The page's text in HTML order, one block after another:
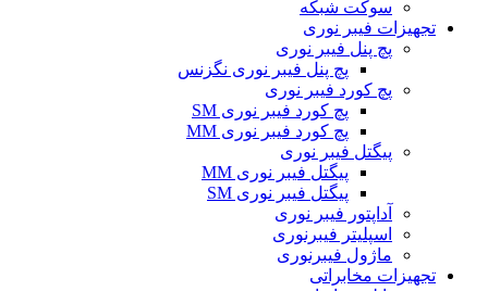
سوکت شبکه
تجهیزات فیبر نوری
پچ پنل فیبر نوری
پچ پنل فیبر نوری نگزنس
پچ کورد فیبر نوری
پچ کورد فیبر نوری SM
پچ کورد فیبر نوری MM
پیگتل فیبر نوری
پیگتل فیبر نوری MM
پیگتل فیبر نوری SM
آداپتور فیبر نوری
اسپلیتر فیبرنوری
ماژول فیبرنوری
تجهیزات مخابراتی